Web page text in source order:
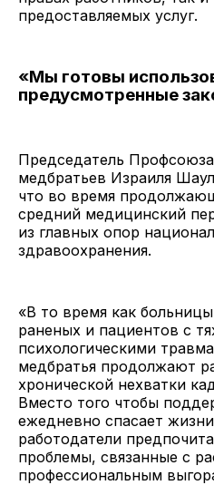
предоставляемых услуг.
«Мы готовы
предусмотренные
Председатель
медбратьев Израиля
что во время
средний медицинский
из главных опор
здравоохранения.
«В то время как
раненых и пациентов с
психологическими
медбратья продолжают
хронической нехватки
Вместо того чтобы
ежедневно спасает
работодатели
проблемы, связанные с
профессиональным